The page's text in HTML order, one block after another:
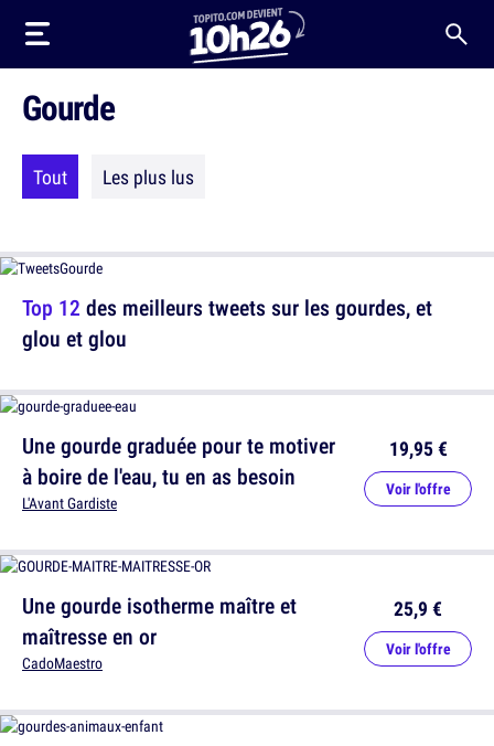
Gourde
Tout Les plus lus
Top 12 des meilleurs tweets sur les gourdes, et
glou et glou
Une gourde graduée pour te motiver
à boire de l'eau, tu en as besoin
L'Avant Gardiste
19,95 €
Voir l'offre
Une gourde isotherme maître et
maîtresse en or
CadoMaestro
25,9 €
Voir l'offre